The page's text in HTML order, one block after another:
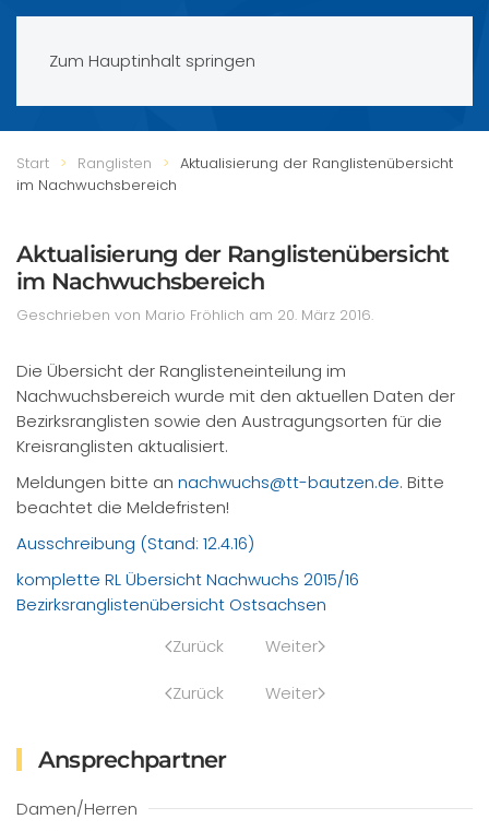
Zum Hauptinhalt springen
Start Ranglisten
Aktualisierung der Ranglistenübersicht
im Nachwuchsbereich
Aktualisierung der Ranglistenübersicht
im Nachwuchsbereich
Geschrieben von Mario Fröhlich am 20. März 2016.
Die Übersicht der Ranglisteneinteilung im
Nachwuchsbereich wurde mit den aktuellen Daten der
Bezirksranglisten sowie den Austragungsorten für die
Kreisranglisten aktualisiert.
Meldungen bitte an nachwuchs@tt-bautzen.de. Bitte
beachtet die Meldefristen!
Ausschreibung (Stand: 12.4.16)
komplette RL Übersicht Nachwuchs 2015/16
Bezirksranglistenübersicht Ostsachsen
Zurück
Weiter
Zurück Weiter
Ansprechpartner
Damen/Herren